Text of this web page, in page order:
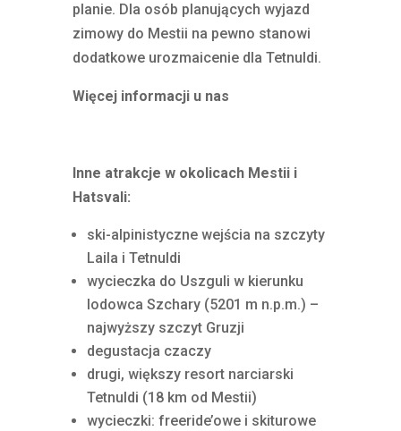
planie. Dla osób planujących wyjazd
zimowy do Mestii na pewno stanowi
dodatkowe urozmaicenie dla Tetnuldi.
Więcej informacji u nas
Inne atrakcje w okolicach Mestii i
Hatsvali:
ski-alpinistyczne wejścia na szczyty
Laila i Tetnuldi
wycieczka do Uszguli w kierunku
lodowca Szchary (5201 m n.p.m.) –
najwyższy szczyt Gruzji
degustacja czaczy
drugi, większy resort narciarski
Tetnuldi (18 km od Mestii)
wycieczki: freeride’owe i skiturowe